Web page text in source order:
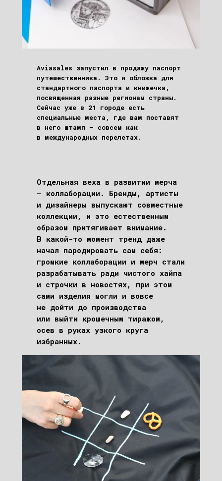
Aviasales запустил в продажу паспорт
путешественника . Это и обложка для
стандартного паспорта и книжечка,
посвященная разные регионам страны.
Cейчас уже в 21 городе есть
специальные места, где вам поставят
в него штамп — совсем как
в международных перелетах.
Отдельная веха в развитии мерча
– коллаборации. Бренды, артисты
и дизайнеры выпускают совместные
коллекции, и это естественным
образом притягивает внимание.
В какой-то момент тренд даже
начал пародировать сам себя:
громкие коллаборации и мерч стали
разрабатывать ради чистого хайпа
и строчки в новостях, при этом
сами изделия могли и вовсе
не дойти до производства
или выйти крошечным тиражом,
осев в руках узкого круга
избранных.